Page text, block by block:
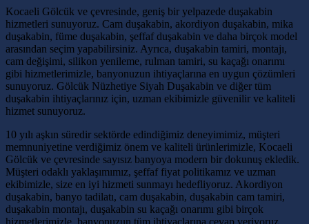
Kocaeli Gölcük ve çevresinde, geniş bir yelpazede duşakabin
hizmetleri sunuyoruz. Cam duşakabin, akordiyon duşakabin, mika
duşakabin, füme duşakabin, şeffaf duşakabin ve daha birçok model
arasından seçim yapabilirsiniz. Ayrıca, duşakabin tamiri, montajı,
cam değişimi, silikon yenileme, rulman tamiri, su kaçağı onarımı
gibi hizmetlerimizle, banyonuzun ihtiyaçlarına en uygun çözümleri
sunuyoruz. Gölcük Nüzhetiye Siyah Duşakabin ve diğer tüm
duşakabin ihtiyaçlarınız için, uzman ekibimizle güvenilir ve kaliteli
hizmet sunuyoruz.
10 yılı aşkın süredir sektörde edindiğimiz deneyimimiz, müşteri
memnuniyetine verdiğimiz önem ve kaliteli ürünlerimizle, Kocaeli
Gölcük ve çevresinde sayısız banyoya modern bir dokunuş ekledik.
Müşteri odaklı yaklaşımımız, şeffaf fiyat politikamız ve uzman
ekibimizle, size en iyi hizmeti sunmayı hedefliyoruz. Akordiyon
duşakabin, banyo tadilatı, cam duşakabin, duşakabin cam tamiri,
duşakabin montajı, duşakabin su kaçağı onarımı gibi birçok
hizmetlerimizle, banyonuzun tüm ihtiyaçlarına cevap veriyoruz.